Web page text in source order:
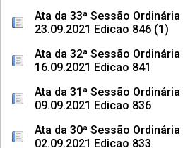
Ata da 33ª Sessão Ordinária
23.09.2021 Edicao 846 (1)
Ata da 32ª Sessão Ordinária
16.09.2021 Edicao 841
Ata da 31ª Sessão Ordinária
09.09.2021 Edicao 836
Ata da 30ª Sessão Ordinária
02.09.2021 Edicao 833